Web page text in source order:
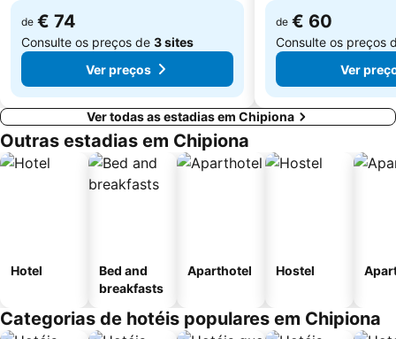
Calle Ancha
Plaza de España
de € 74
Consulte os preços de 3 sites
Ver preços
de € 60
Consulte os preços
Ver
Ver todas as estadias em Chipiona
Outras estadias em Chipiona
Hotel
Bed and
breakfasts
Aparthotel Hostel
Categorias de hotéis populares em Chipiona